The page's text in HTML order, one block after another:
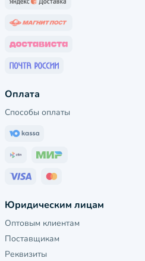
Оплата
Способы оплаты
Юридическим лицам
Оптовым клиентам
Поставщикам
Реквизиты